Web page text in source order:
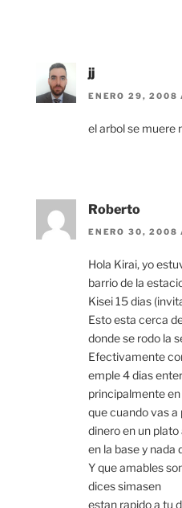
jj
ENERO 29, 2008
el arbol se muere
Roberto
ENERO 30, 2008
Hola Kirai, yo
barrio de la
Kisei 15 dias
Esto esta cerca
donde se rodo la
Efectivamente
emple 4 dias
principalmente
que cuando vas a
dinero en un
en la base y nada
Y que amables
dices simasen
estan rapido a tu